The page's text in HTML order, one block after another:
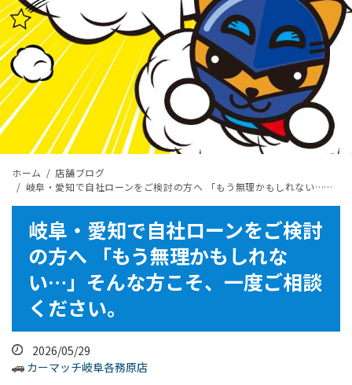
ホーム
店舗ブログ
岐阜・愛知で自社ローンをご検討の方へ 「もう無理かもしれない…」そんな方こそ、一度ご相談ください。
岐阜・愛知で自社ローンをご検討
の方へ 「もう無理かもしれな
い…」そんな方こそ、一度ご相談
ください。
2026/05/29
カーマッチ岐阜各務原店